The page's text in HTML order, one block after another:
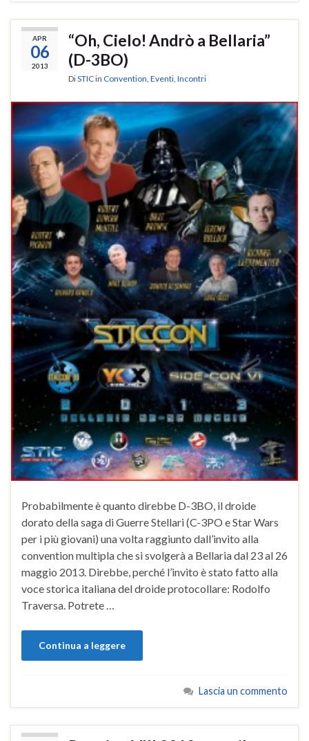
APR
06
2013
“Oh, Cielo! Andrò a Bellaria”
(D-3BO)
DiSTICin Convention, Eventi, Incontri
Probabilmente è quanto direbbe D-3BO, il droide
dorato della saga di Guerre Stellari (C-3PO e Star Wars
per i più giovani) una volta raggiunto dall’invito alla
convention multipla che si svolgerà a Bellaria dal 23 al 26
maggio 2013. Direbbe, perché l’invito è stato fatto alla
voce storica italiana del droide protocollare: Rodolfo
Traversa. Potrete …
Continua a leggere
Lascia un commento